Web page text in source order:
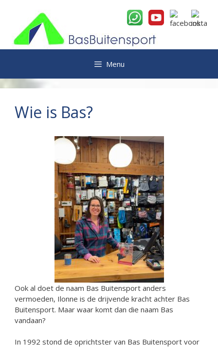
inhoud
Menu
Wie is Bas?
Ook al doet de naam Bas Buitensport anders
vermoeden, Ilonne is de drijvende kracht achter Bas
Buitensport. Maar waar komt dan die naam Bas
vandaan?
In 1992 stond de oprichtster van Bas Buitensport voor